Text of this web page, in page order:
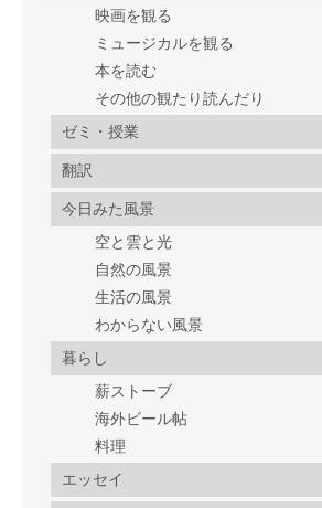
映画を観る
ミュージカルを観る
本を読む
その他の観たり読んだり
ゼミ・授業
翻訳
今日みた風景
空と雲と光
自然の風景
生活の風景
わからない風景
暮らし
薪ストーブ
海外ビール帖
料理
エッセイ